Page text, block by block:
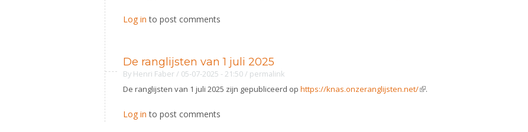
Log in to post comments
De ranglijsten van 1 juli 2025
By Henri Faber/ 05-07-2025 - 21:50/ permalink
De ranglijsten van 1 juli 2025 zijn gepubliceerd op https://knas.onzeranglijsten.net/(link is external)
.
Log in to post comments